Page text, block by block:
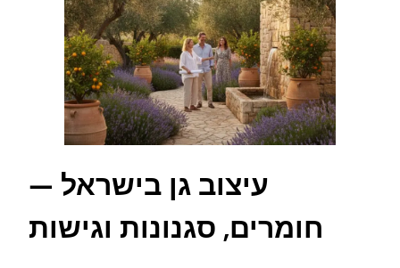
עיצוב גן בישראל —
חומרים, סגנונות וגישות